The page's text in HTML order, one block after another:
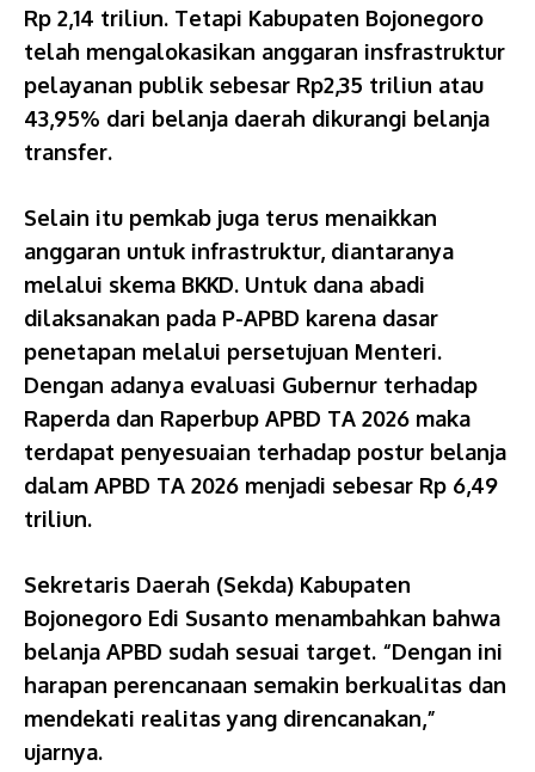
Rp 2,14 triliun. Tetapi Kabupaten Bojonegoro
telah mengalokasikan anggaran insfrastruktur
pelayanan publik sebesar Rp2,35 triliun atau
43,95% dari belanja daerah dikurangi belanja
transfer.
Selain itu pemkab juga terus menaikkan
anggaran untuk infrastruktur, diantaranya
melalui skema BKKD. Untuk dana abadi
dilaksanakan pada P-APBD karena dasar
penetapan melalui persetujuan Menteri.
Dengan adanya evaluasi Gubernur terhadap
Raperda dan Raperbup APBD TA 2026 maka
terdapat penyesuaian terhadap postur belanja
dalam APBD TA 2026 menjadi sebesar Rp 6,49
triliun.
Sekretaris Daerah (Sekda) Kabupaten
Bojonegoro Edi Susanto menambahkan bahwa
belanja APBD sudah sesuai target. “Dengan ini
harapan perencanaan semakin berkualitas dan
mendekati realitas yang direncanakan,”
ujarnya.